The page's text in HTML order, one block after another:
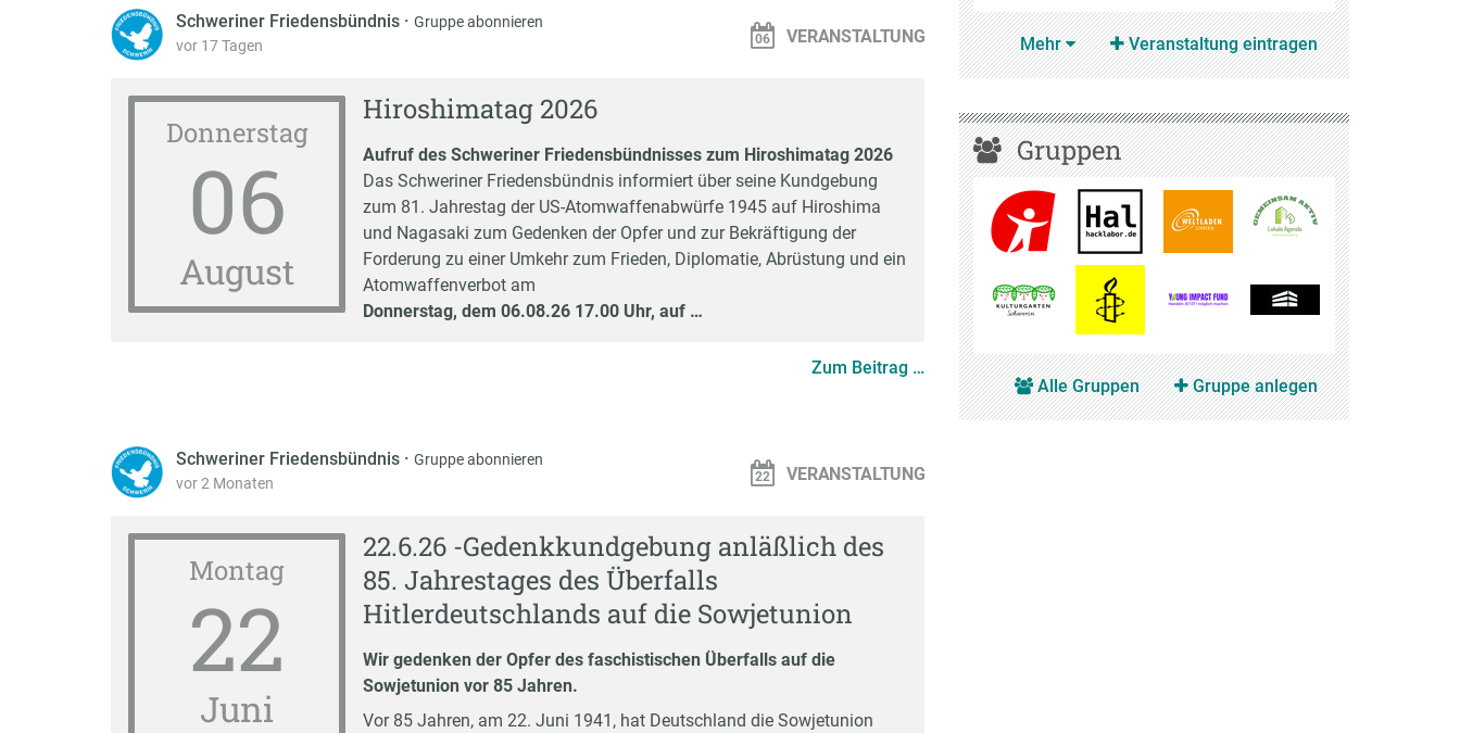
Schweriner Friedensbündnis · Gruppe abonnieren
vor 17 Tagen
VERANSTALTUNG
Donnerstag
06
August
Hiroshimatag 2026
Aufruf des Schweriner Friedensbündnisses zum Hiroshimatag 2026
Das Schweriner Friedensbündnis informiert über seine Kundgebung
zum 81. Jahrestag der US-Atomwaffenabwürfe 1945 auf Hiroshima
und Nagasaki zum Gedenken der Opfer und zur Bekräftigung der
Forderung zu einer Umkehr zum Frieden, Diplomatie, Abrüstung und ein
Atomwaffenverbot am
Donnerstag, dem 06.08.26 17.00 Uhr, auf …
Zum Beitrag …
Schweriner Friedensbündnis · Gruppe abonnieren
vor 2 Monaten
VERANSTALTUNG
Montag
22
Juni
22.6.26 -Gedenkkundgebung anläßlich des
85. Jahrestages des Überfalls
Hitlerdeutschlands auf die Sowjetunion
Wir gedenken der Opfer des faschistischen Überfalls auf die
Sowjetunion vor 85 Jahren.
Vor 85 Jahren, am 22. Juni 1941, hat Deutschland die Sowjetunion
Mehr Veranstaltung eintragen
Gruppen
Alle Gruppen Gruppe anlegen